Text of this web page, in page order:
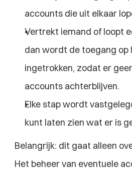
accounts die uit elkaar
Vertrekt iemand of loopt
dan wordt de toegang op
ingetrokken, zodat er
accounts achterblijven.
Elke stap wordt
kunt laten zien wat er is
Belangrijk: dit gaat alleen
Het beheer van eventuele